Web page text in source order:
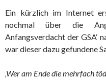
Ein kürzlich im Internet
nochmal über die
Anfangsverdacht der GSA‘
war dieser dazu gefundene
‚Wer am Ende die mehrfach